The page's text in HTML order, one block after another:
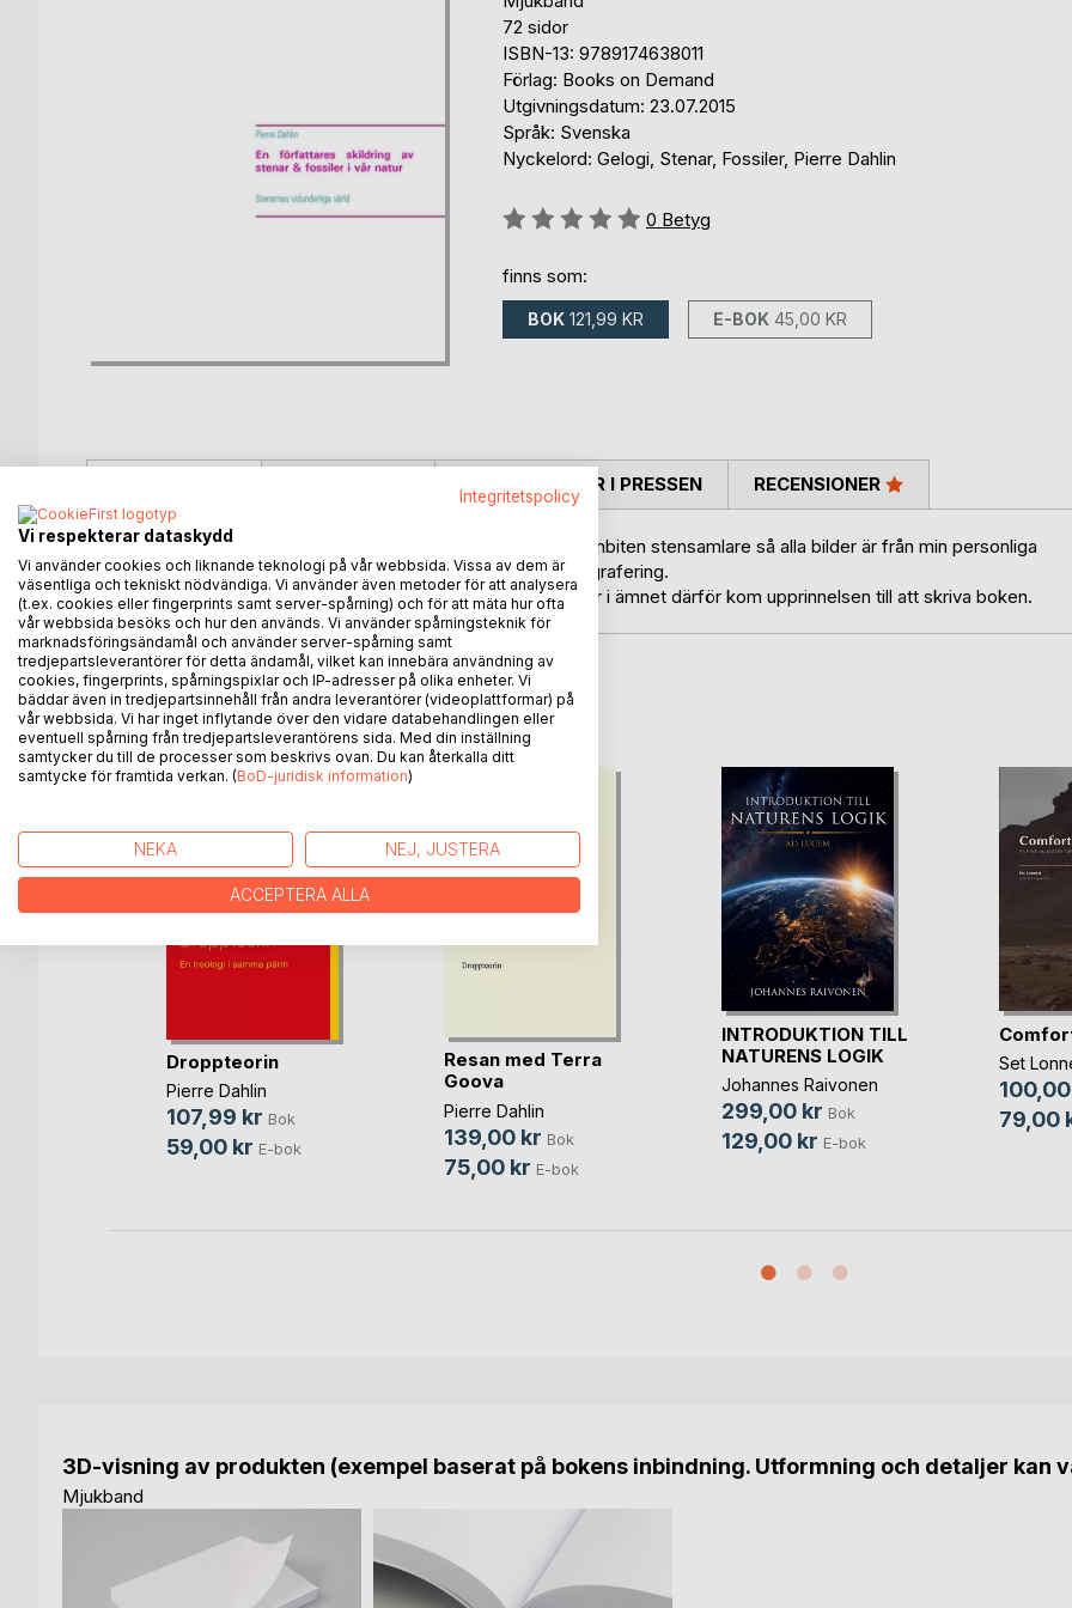
72 sidor
ISBN-13: 9789174638011
Förlag: Books on Demand
Utgivningsdatum: 23.07.2015
Språk: Svenska
Nyckelord: Gelogi, Stenar, Fossiler, Pierre Dahlin
Betyg::
0 Betyg
finns som:
BOK 121,99 KR E-BOK 45,00 KR
Detta är en faktabok om stenar & fossiler. Jag är själv en inbiten stensamlare så alla bilder är från min personliga
samling, undantaget bilder från muséer och dykningsfotografering.
Jag tycker personligen att det finns alldeles för lite böcker i ämnet därför kom upprinnelsen till att skriva boken.
KOMMENTARER I PRESSEN RECENSIONER
ANDRA TITLAR HOSBoD
Droppteorin
Pierre Dahlin
107,99 kr Bok
59,00 kr E-bok
Resan med Terra
Goova
Pierre Dahlin
139,00 kr Bok
75,00 kr E-bok
INTRODUKTION TILL
NATURENS LOGIK
Johannes Raivonen
299,00 kr Bok
129,00 kr E-bok
Set
79,00
3D-visning av produkten (exempel baserat på bokens inbindning. Utformning och detaljer kan
Mjukband
Integritetspolicy
Vi respekterar dataskydd
Vi använder cookies och liknande teknologi på vår webbsida. Vissa av dem är
väsentliga och tekniskt nödvändiga. Vi använder även metoder för att analysera
(t.ex. cookies eller fingerprints samt server-spårning) och för att mäta hur ofta
vår webbsida besöks och hur den används. Vi använder spårningsteknik för
marknadsföringsändamål och använder server-spårning samt
tredjepartsleverantörer för detta ändamål, vilket kan innebära användning av
cookies, fingerprints, spårningspixlar och IP-adresser på olika enheter. Vi
bäddar även in tredjepartsinnehåll från andra leverantörer (videoplattformar) på
vår webbsida. Vi har inget inflytande över den vidare databehandlingen eller
eventuell spårning från tredjepartsleverantörens sida. Med din inställning
samtycker du till de processer som beskrivs ovan. Du kan återkalla ditt
samtycke för framtida verkan. (BoD-juridisk information)
NEKA NEJ, JUSTERA
ACCEPTERA ALLA